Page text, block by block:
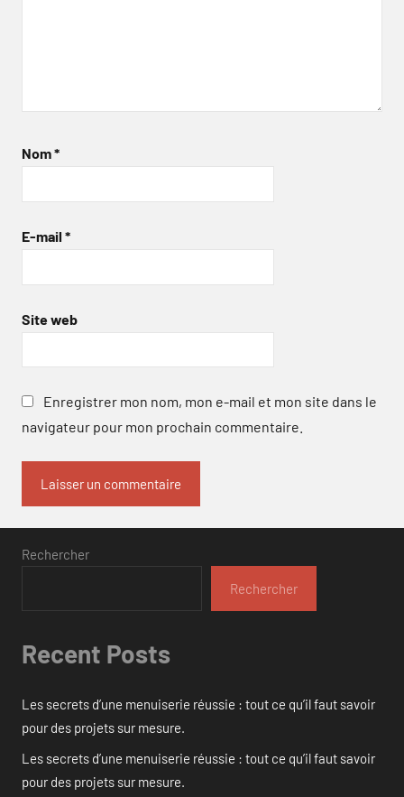
Nom*
E-mail *
Site web
Enregistrer mon nom, mon e-mail et mon site dans le
navigateur pour mon prochain commentaire.
Rechercher
Rechercher
Recent Posts
Les secrets d’une menuiserie réussie : tout ce qu’il faut savoir
pour des projets sur mesure.
Les secrets d’une menuiserie réussie : tout ce qu’il faut savoir
pour des projets sur mesure.